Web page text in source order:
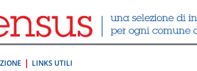
LINKS UTILI